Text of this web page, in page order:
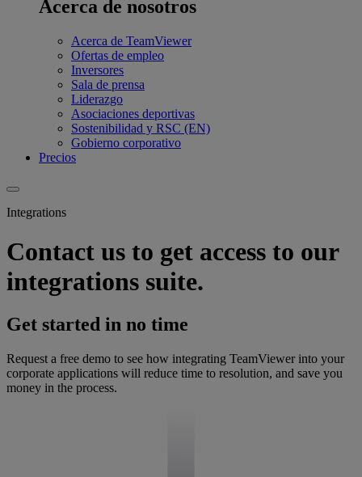
Acerca de nosotros
Acerca de TeamViewer
Ofertas de empleo
Inversores
Sala de prensa
Liderazgo
Asociaciones deportivas
Sostenibilidad y RSC (EN)
Gobierno corporativo
Precios
Integrations
Contact us to get access to our
integrations suite.
Get started in no time
Request a free demo to see how integrating TeamViewer into your
corporate applications will reduce time to resolution, and save you
money in the process.